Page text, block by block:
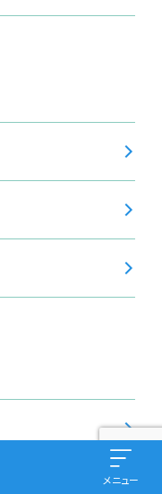
メニュー